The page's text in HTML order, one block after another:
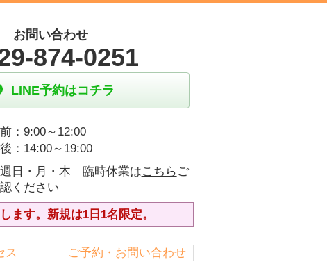
お問い合わせ
874-0251
LINE予約はコチラ
：9:00～12:00
：14:00～19:00
日・月・木 臨時休業はこちら ご
ください
ます。新規は1日1名限定。
ス ご予約・お問い合わせ